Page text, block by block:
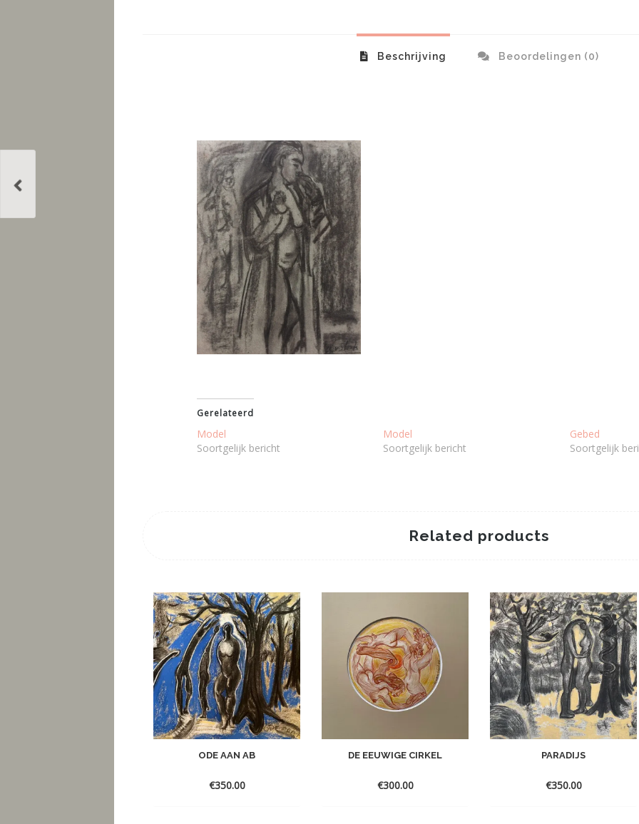
Beschrijving Beoordelingen (0)
Gerelateerd
Model
Soortgelijk bericht
Model
Soortgelijk bericht
Gebed
Soortgelijk
Related products
ODE AAN AB
€350.00
DE EEUWIGE CIRKEL
€300.00
PARADIJS
€350.00